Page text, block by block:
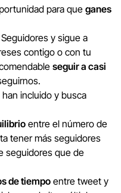
para que ganes
y sigue a
contigo o con tu
seguir a casi
incluido y busca
entre el número de
tener más seguidores
seguidores que de
de tiempo entre tweet y